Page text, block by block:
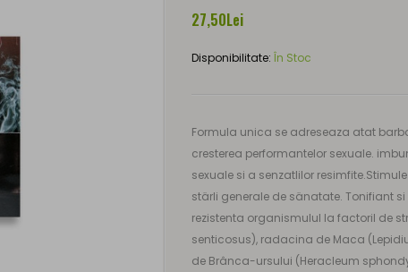
27,50Lei
Disponibilitate: În Stoc
Formula unica se adreseaza atat
cresterea performantelor sexuale.
sexuale si a senzatlilor
stärli generale de sänatate. Tonifiant
rezistenta organismulul la factoril de
senticosus), radacina de Maca
de Brânca-ursului (Heracleum